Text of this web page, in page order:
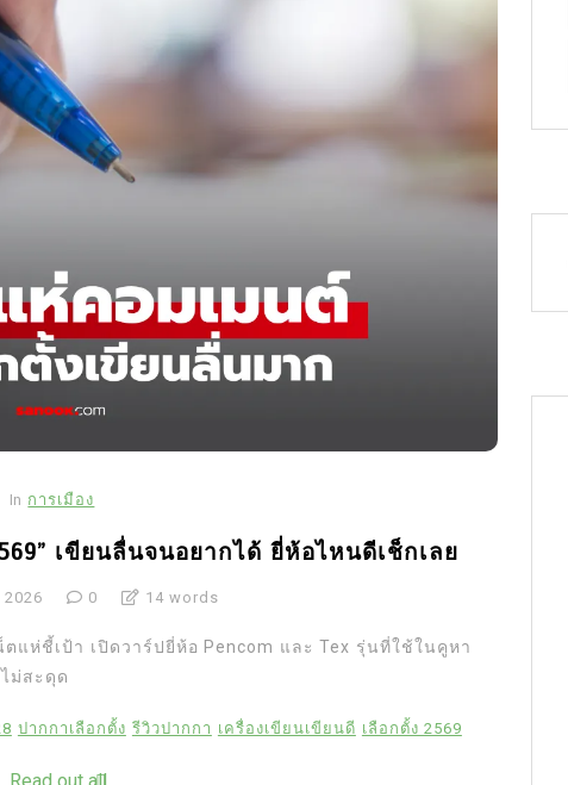
In การเมือง
เขียนลื่นจนอยากได้ ยี่ห้อไหนดีเช็กเลย
2026 0 14 words
แห่ชี้เป้า เปิดวาร์ปยี่ห้อ Pencom และ Tex รุ่นที่ใช้ในคูหา
ม่สะดุด
ปากกาเลือกตั้ง รีวิวปากกา เครื่องเขียนเขียนดี เลือกตั้ง 2569